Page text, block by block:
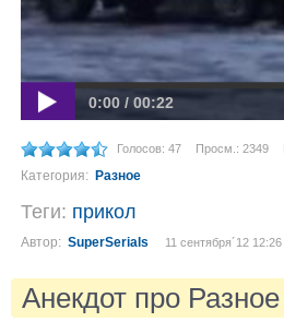
0:00 / 00:22
Голосов: 47 Просм.: 2349
Категория: Разное
Теги: прикол
Автор: SuperSerials 11 сентября´12 12:26
Анекдот про Разное